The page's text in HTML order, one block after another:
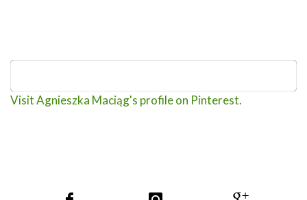
Visit Agnieszka Maciąg's profile on Pinterest.